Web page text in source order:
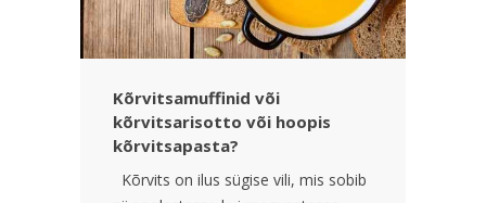
Kõrvitsamuffinid või
kõrvitsarisotto või hoopis
kõrvitsapasta?
Kõrvits on ilus sügise vili, mis sobib